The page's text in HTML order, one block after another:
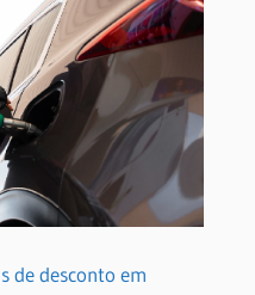
de desconto em